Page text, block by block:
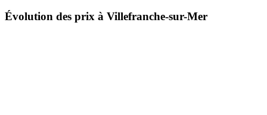
Évolution des prix à Villefranche-sur-Mer